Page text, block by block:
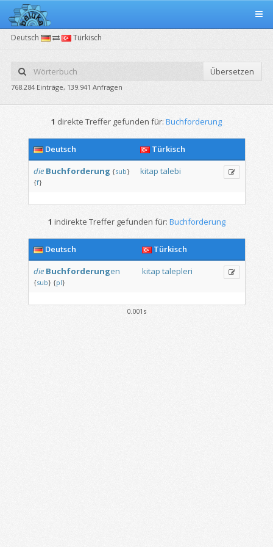
Deutsch Türkisch
Übersetzen
768.284 Einträge, 139.941 Anfragen
1 direkte Treffer gefunden für: Buchforderung
Deutsch
Türkisch
die Buchforderung {sub}
{f}
kitap talebi
1 indirekte Treffer gefunden für: Buchforderung
Deutsch
Türkisch
die Buchforderungen
{sub} {pl}
kitap talepleri
0.001s